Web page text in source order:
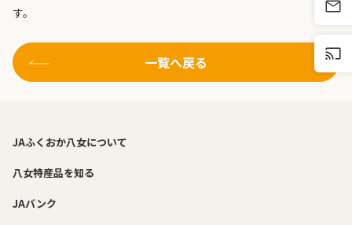
す。
一覧へ戻る
JAふくおか八女について
八女特産品を知る
JAバンク